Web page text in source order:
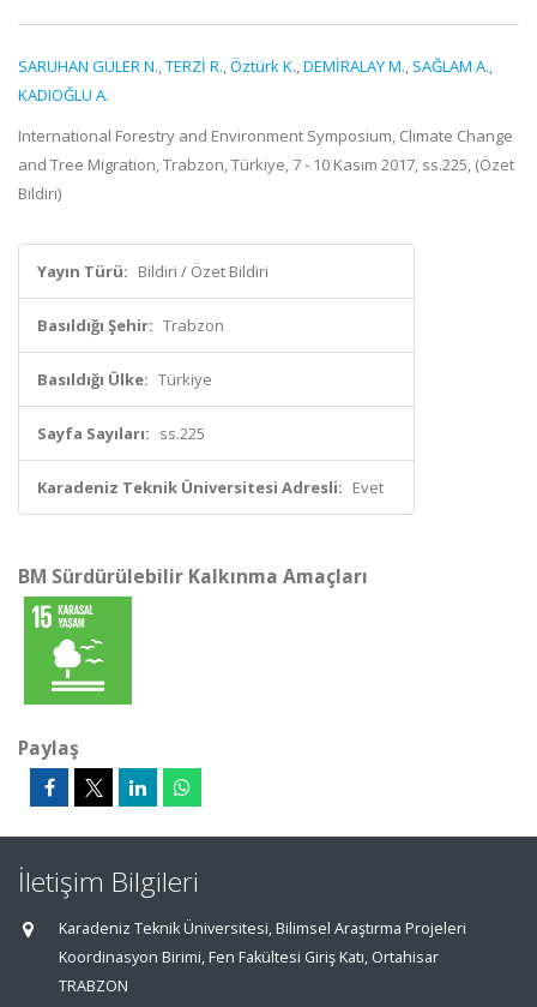
SARUHAN GÜLER N.,TERZİ R.,Öztürk K.,DEMİRALAY M., SAĞLAM A.,
KADIOĞLU A.
International Forestry and Environment Symposium, Climate Change
and Tree Migration, Trabzon, Türkiye, 7 - 10 Kasım 2017, ss.225, (Özet
Bildiri)
Yayın Türü: Bildiri / Özet Bildiri
Basıldığı Şehir: Trabzon
Basıldığı Ülke: Türkiye
Sayfa Sayıları: ss.225
Karadeniz Teknik Üniversitesi Adresli: Evet
BM Sürdürülebilir Kalkınma Amaçları
Paylaş
İletişim Bilgileri
Karadeniz Teknik Üniversitesi, Bilimsel Araştırma Projeleri
Koordinasyon Birimi, Fen Fakültesi Giriş Katı, Ortahisar
TRABZON